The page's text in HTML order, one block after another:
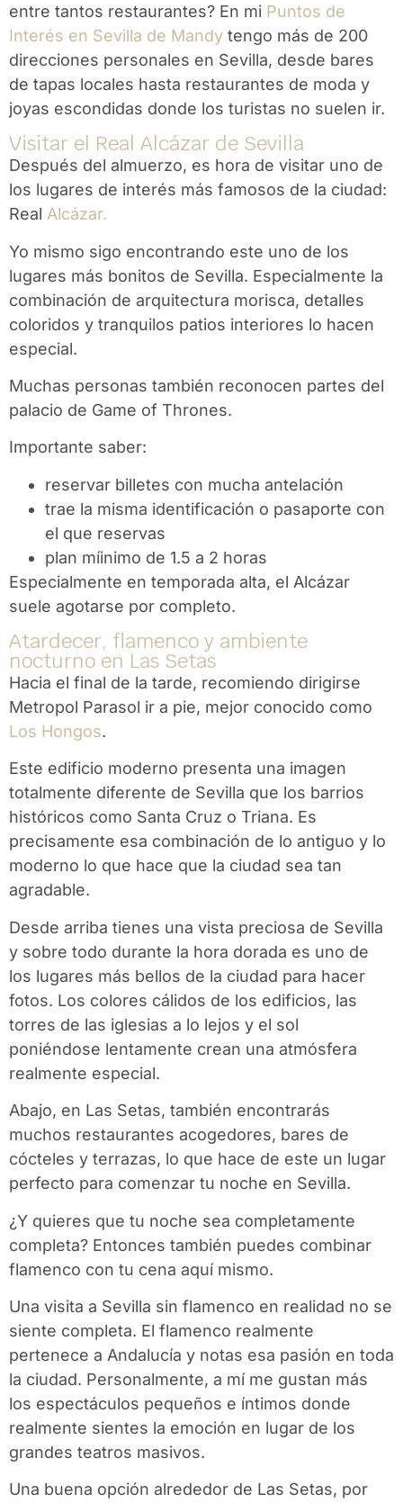
entre tantos restaurantes? En mi Puntos de
Interés en Sevilla de Mandy tengo más de 200
direcciones personales en Sevilla, desde bares
de tapas locales hasta restaurantes de moda y
joyas escondidas donde los turistas no suelen ir.
Visitar el Real Alcázar de Sevilla
Después del almuerzo, es hora de visitar uno de
los lugares de interés más famosos de la ciudad:
Real Alcázar.
Yo mismo sigo encontrando este uno de los
lugares más bonitos de Sevilla. Especialmente la
combinación de arquitectura morisca, detalles
coloridos y tranquilos patios interiores lo hacen
especial.
Muchas personas también reconocen partes del
palacio de Game of Thrones.
Importante saber:
reservar billetes con mucha antelación
trae la misma identificación o pasaporte con
el que reservas
plan míinimo de 1.5 a 2 horas
Especialmente en temporada alta, el Alcázar
suele agotarse por completo.
Atardecer, flamenco y ambiente
nocturno en Las Setas
Hacia el final de la tarde, recomiendo dirigirse
Metropol Parasol ir a pie, mejor conocido como
Los Hongos.
Este edificio moderno presenta una imagen
totalmente diferente de Sevilla que los barrios
históricos como Santa Cruz o Triana. Es
precisamente esa combinación de lo antiguo y lo
moderno lo que hace que la ciudad sea tan
agradable.
Desde arriba tienes una vista preciosa de Sevilla
y sobre todo durante la hora dorada es uno de
los lugares más bellos de la ciudad para hacer
fotos. Los colores cálidos de los edificios, las
torres de las iglesias a lo lejos y el sol
poniéndose lentamente crean una atmósfera
realmente especial.
Abajo, en Las Setas, también encontrarás
muchos restaurantes acogedores, bares de
cócteles y terrazas, lo que hace de este un lugar
perfecto para comenzar tu noche en Sevilla.
¿Y quieres que tu noche sea completamente
completa? Entonces también puedes combinar
flamenco con tu cena aquí mismo.
Una visita a Sevilla sin flamenco en realidad no se
siente completa. El flamenco realmente
pertenece a Andalucía y notas esa pasión en toda
la ciudad. Personalmente, a mí me gustan más
los espectáculos pequeños e íntimos donde
realmente sientes la emoción en lugar de los
grandes teatros masivos.
Una buena opción alrededor de Las Setas, por